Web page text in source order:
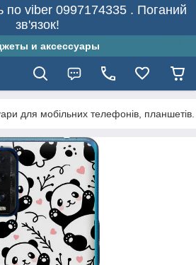
по viber 0997174335 . Поганий
зв'язок!
и аксессуары
для мобільних телефонів, планшетів.